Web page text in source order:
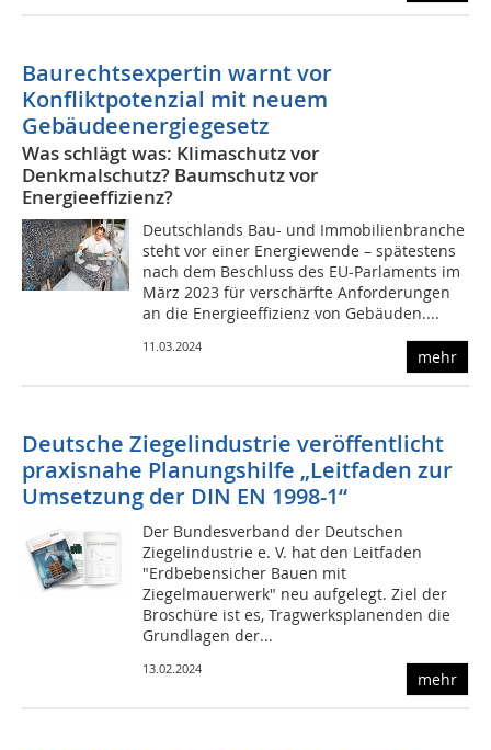
Baurechtsexpertin warnt vor
Konfliktpotenzial mit neuem
Gebäudeenergiegesetz
Was schlägt was: Klimaschutz vor
Denkmalschutz? Baumschutz vor
Energieeffizienz?
Deutschlands Bau- und Immobilienbranche
steht vor einer Energiewende – spätestens
nach dem Beschluss des EU-Parlaments im
März 2023 für verschärfte Anforderungen
an die Energieeffizienz von Gebäuden....
11.03.2024
mehr
Deutsche Ziegelindustrie veröffentlicht
praxisnahe Planungshilfe „Leitfaden zur
Umsetzung der DIN EN 1998-1“
Der Bundesverband der Deutschen
Ziegelindustrie e. V. hat den Leitfaden
"Erdbebensicher Bauen mit
Ziegelmauerwerk" neu aufgelegt. Ziel der
Broschüre ist es, Tragwerksplanenden die
Grundlagen der...
13.02.2024
mehr